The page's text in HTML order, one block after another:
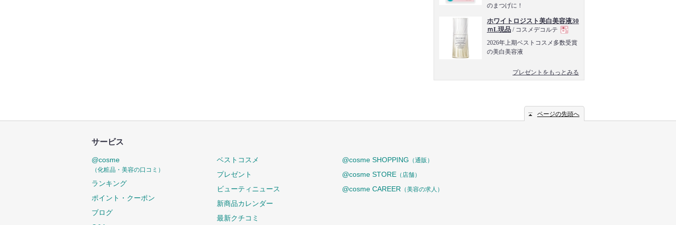
品
のまつげに！
ホワイトロジスト美白美容液30
ｍL現品 / コスメデコルテ
現
2026年上期ベストコスメ多数受賞
の美白美容液
プレゼントをもっとみる
ページの先頭へ
サービス
@cosme
（化粧品・美容の口コミ）
ランキング
ポイント・クーポン
ブログ
ベストコスメ
プレゼント
ビューティニュース
新商品カレンダー
最新クチコミ
@cosme SHOPPING （通販）
@cosme STORE （店舗）
@cosme CAREER （美容の求人）